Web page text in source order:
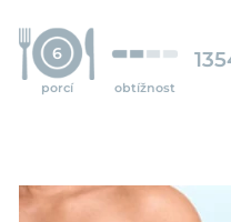
6
porcí obtížnost